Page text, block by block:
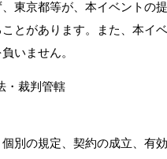
、東京都等が、本イベントの
ことがあります。また、本イ
いません。
・裁判管轄
別の規定、契約の成立、有